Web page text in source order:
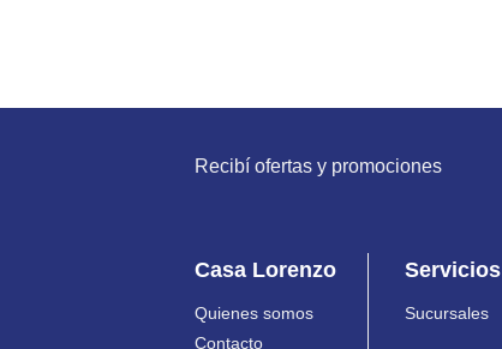
Recibí ofertas y promociones
Casa Lorenzo
Quienes somos
Contacto
Servicios
Sucursales